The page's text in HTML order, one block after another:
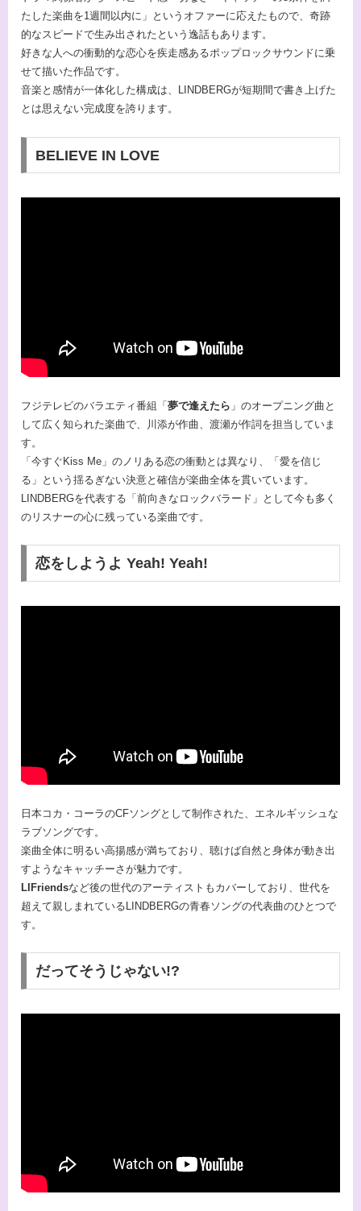
たした楽曲を1週間以内に」というオファーに応えたもので、奇跡
的なスピードで生み出されたという逸話もあります。
好きな人への衝動的な恋心を疾走感あるポップロックサウンドに乗
せて描いた作品です。
音楽と感情が一体化した構成は、LINDBERGが短期間で書き上げた
とは思えない完成度を誇ります。
BELIEVE IN LOVE
フジテレビのバラエティ番組「夢で逢えたら 」のオープニング曲と
して広く知られた楽曲で、川添が作曲、渡瀬が作詞を担当していま
す。
「今すぐKiss Me」のノリある恋の衝動とは異なり、「愛を信じ
る」という揺るぎない決意と確信が楽曲全体を貫いています。
LINDBERGを代表する「前向きなロックバラード」として今も多く
のリスナーの心に残っている楽曲です。
恋をしようよ Yeah! Yeah!
日本コカ・コーラのCFソングとして制作された、エネルギッシュな
ラブソングです。
楽曲全体に明るい高揚感が満ちており、聴けば自然と身体が動き出
すようなキャッチーさが魅力です。
LIFriendsなど後の世代のアーティストもカバーしており、世代を
超えて親しまれているLINDBERGの青春ソングの代表曲のひとつで
す。
だってそうじゃない!?